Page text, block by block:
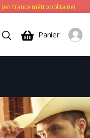
(en France métropolitaine)
Panier